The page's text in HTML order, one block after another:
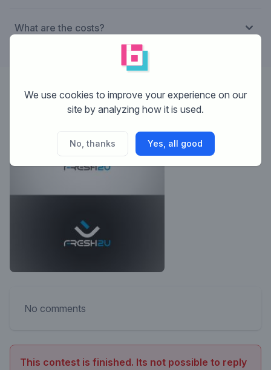
What are the costs?
Designer: niki
No comments
This contest is finished. Its not possible to reply
We use cookies to improve your experience on our
site by analyzing how it is used.
No, thanks Yes, all good